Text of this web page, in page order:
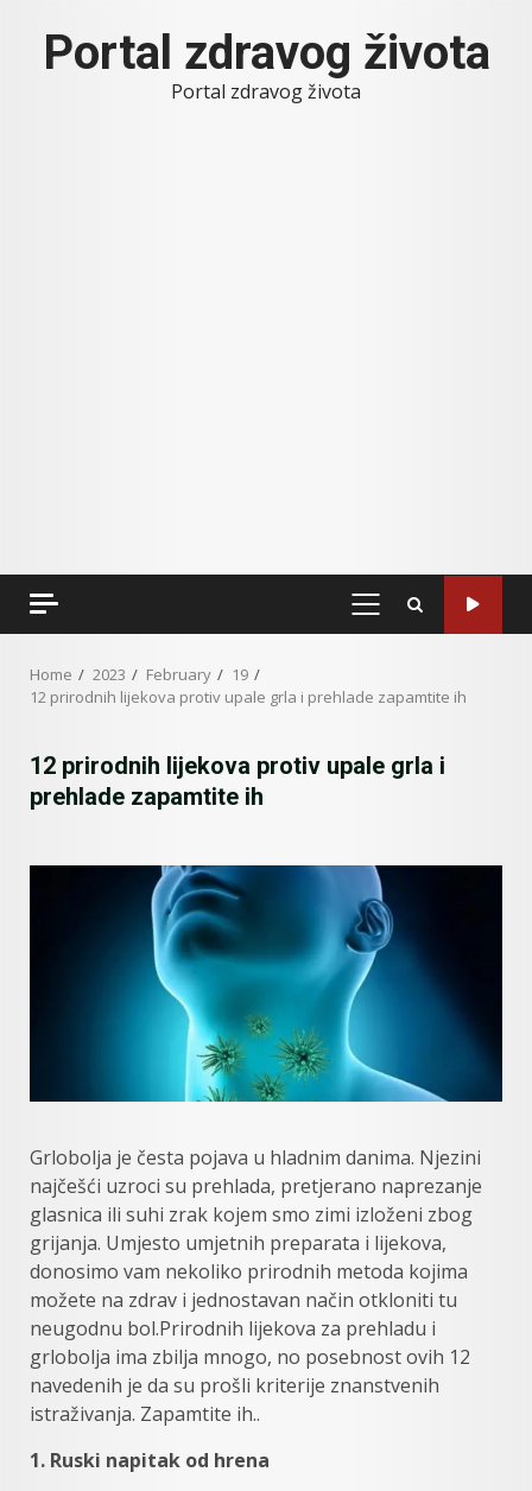
contentPortal zdravog života
Portal zdravog života
PRIMARY
Home 2023 February
19
12 prirodnih lijekova protiv upale grla i prehlade zapamtite ih
12 prirodnih lijekova protiv upale grla i
prehlade zapamtite ih
Grlobolja je česta pojava u hladnim danima. Njezini
najčešći uzroci su prehlada, pretjerano naprezanje
glasnica ili suhi zrak kojem smo zimi izloženi zbog
grijanja. Umjesto umjetnih preparata i lijekova,
donosimo vam nekoliko prirodnih metoda kojima
možete na zdrav i jednostavan način otkloniti tu
neugodnu bol.Prirodnih lijekova za prehladu i
grlobolja ima zbilja mnogo, no posebnost ovih 12
navedenih je da su prošli kriterije znanstvenih
istraživanja. Zapamtite ih..
1. Ruski napitak od hrena